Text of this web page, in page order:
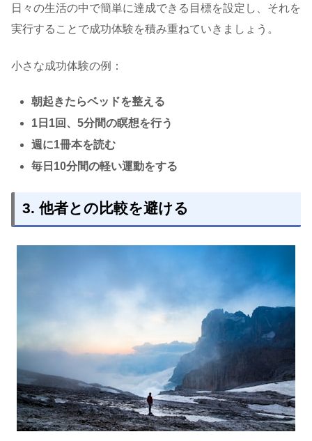
日々の生活の中で簡単に達成できる目標を設定し、それを
実行することで成功体験を積み重ねていきましょう。
小さな成功体験の例：
朝起きたらベッドを整える
1日1回、5分間の瞑想を行う
週に1冊本を読む
毎日10分間の軽い運動をする
3. 他者との比較を避ける